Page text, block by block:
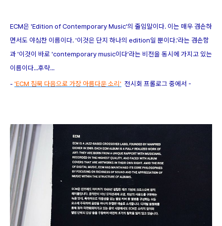
ECM은 'Edition of Contemporary Music'의 줄임말이다. 이는 매우 겸손하
면서도 야심찬 이름이다. '이것은 단지 하나의 edition일 뿐이다.'라는 겸손함
과 '이것이 바로 'contemporary music이다'라는 비전을 동시에 가지고 있는
이름이다...후략...
- 'ECM 침묵 다음으로 가장 아름다운 소리' 전시회 프롤로그 중에서 -